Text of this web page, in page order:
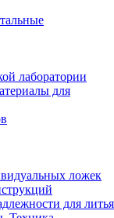
лаборатории
для
ложек
для литья